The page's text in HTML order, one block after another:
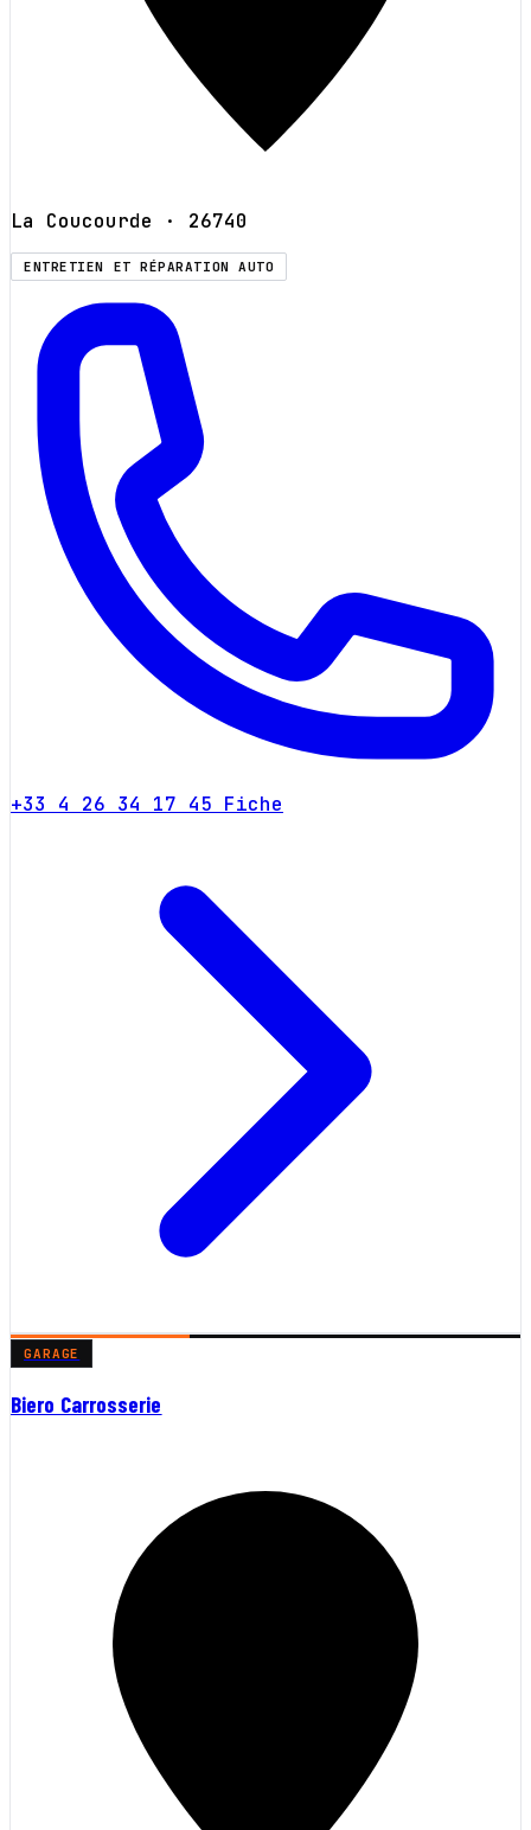
La Coucourde · 26740
ENTRETIEN ET RÉPARATION AUTO
+33 4 26 34 17 45 Fiche
GARAGE
Biero Carrosserie